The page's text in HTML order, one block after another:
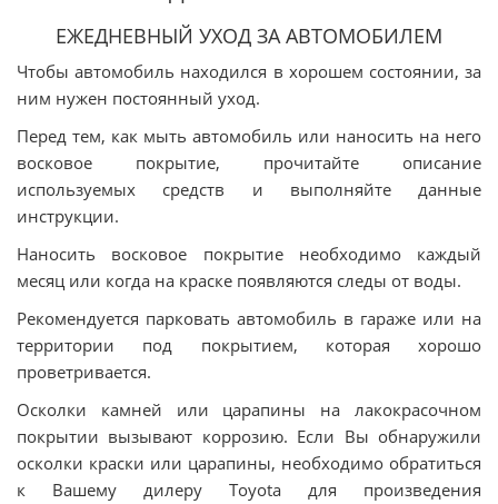
ЕЖЕДНЕВНЫЙ УХОД ЗА АВТОМОБИЛЕМ
Чтобы автомобиль находился в хорошем состоянии, за
ним нужен постоянный уход.
Перед тем, как мыть автомобиль или наносить на него
восковое покрытие, прочитайте описание
используемых средств и выполняйте данные
инструкции.
Наносить восковое покрытие необходимо каждый
месяц или когда на краске появляются следы от воды.
Рекомендуется парковать автомобиль в гараже или на
территории под покрытием, которая хорошо
проветривается.
Осколки камней или царапины на лакокрасочном
покрытии вызывают коррозию. Если Вы обнаружили
осколки краски или царапины, необходимо обратиться
к Вашему дилеру Toyota для произведения